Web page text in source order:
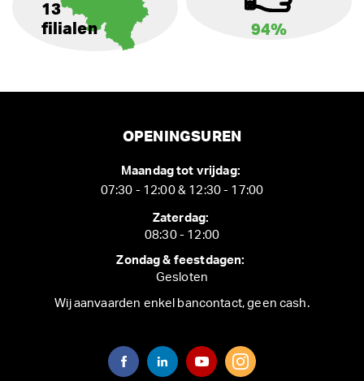
13
filialen
94%
OPENINGSUREN
Maandag tot vrijdag:
07:30 - 12:00 & 12:30 - 17:00
Zaterdag:
08:30 - 12:00
Zondag & feestdagen:
Gesloten
Wij aanvaarden enkel bancontact, geen cash.